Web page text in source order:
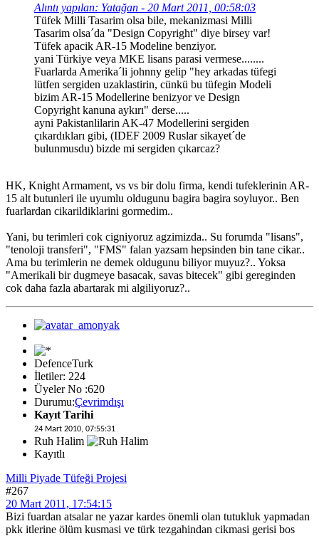
Alıntı yapılan: Yatağan - 20 Mart 2011, 00:58:03
Tüfek Milli Tasarim olsa bile, mekanizmasi Milli
Tasarim olsa´da "Design Copyright" diye birsey var!
Tüfek apacik AR-15 Modeline benziyor.
yani Türkiye veya MKE lisans parasi vermese........
Fuarlarda Amerika´li johnny gelip "hey arkadas tüfegi
lütfen sergiden uzaklastirin, cünkü bu tüfegin Modeli
bizim AR-15 Modellerine benizyor ve Design
Copyright kanuna aykırı" derse.....
ayni Pakistanlilarin AK-47 Modellerini sergiden
çıkardıkları gibi, (IDEF 2009 Ruslar sikayet´de
bulunmusdu) bizde mi sergiden çıkarcaz?
HK, Knight Armament, vs vs bir dolu firma, kendi tufeklerinin AR-
15 alt butunleri ile uyumlu oldugunu bagira bagira soyluyor.. Ben
fuarlardan cikarildiklarini gormedim..
Yani, bu terimleri cok cigniyoruz agzimizda.. Su forumda "lisans",
"tenoloji transferi", "FMS" falan yazsam hepsinden bin tane cikar..
Ama bu terimlerin ne demek oldugunu biliyor muyuz?.. Yoksa
"Amerikali bir dugmeye basacak, savas bitecek" gibi gereginden
cok daha fazla abartarak mi algiliyoruz?..
DefenceTurk
İletiler: 224
Üyeler No :620
Durumu:Çevrimdışı
Kayıt Tarihi
24 Mart 2010, 07:55:31
Ruh Halim
Kayıtlı
Milli Piyade Tüfeği Projesi
#267
20 Mart 2011, 17:54:15
Bizi fuardan atsalar ne yazar kardes önemli olan tutukluk yapmadan
pkk itlerine ölüm kusmasi ve türk tezgahindan cikmasi gerisi bos